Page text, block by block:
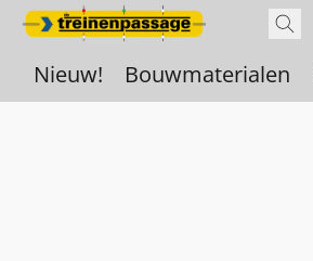
Nieuw! Bouwmaterialen